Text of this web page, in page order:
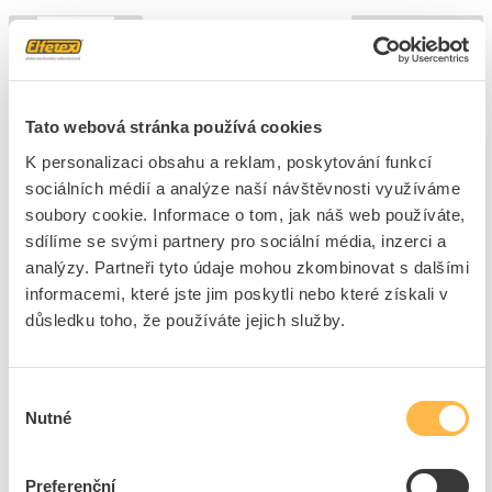
Tato webová stránka používá cookies
K personalizaci obsahu a reklam, poskytování funkcí
sociálních médií a analýze naší návštěvnosti využíváme
soubory cookie. Informace o tom, jak náš web používáte,
sdílíme se svými partnery pro sociální média, inzerci a
analýzy. Partneři tyto údaje mohou zkombinovat s dalšími
informacemi, které jste jim poskytli nebo které získali v
důsledku toho, že používáte jejich služby.
souhlasu
Nutné
Preferenční
do košíku
5886 ks
K2 SYSTEMS Lišta BasicRail 22 3,30m
Kód ELFETEX
11.477.992
EAN
4251786213900
Kód výrobce
2003239
Akční cena s DPH
486,71 Kč/ks